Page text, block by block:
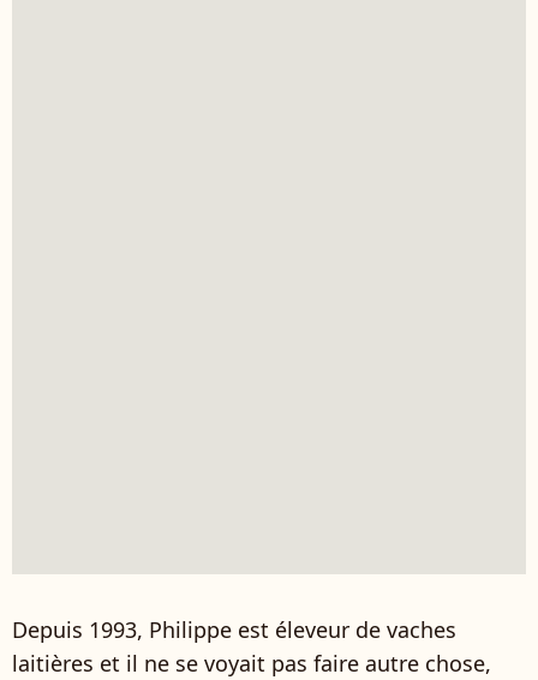
Depuis 1993, Philippe est éleveur de vaches
laitières et il ne se voyait pas faire autre chose,